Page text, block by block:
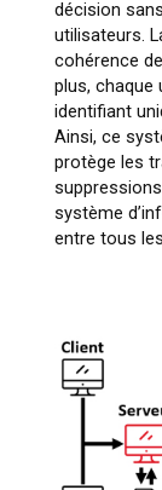
décision
utilisateurs.
cohérence
plus, chaque
identifiant
Ainsi, ce
protège les
système
entre tous